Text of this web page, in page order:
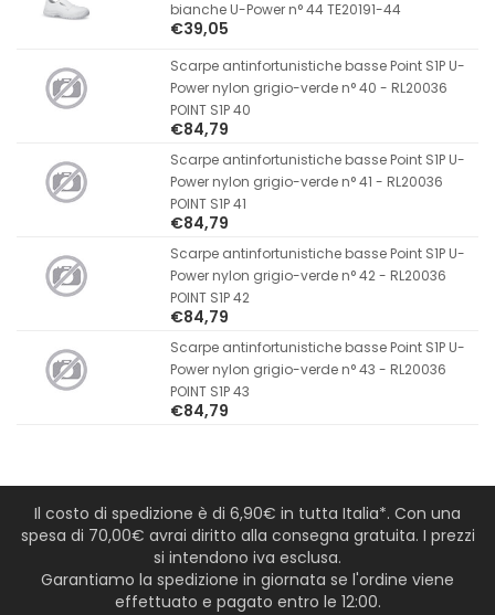
bianche U-Power n° 44 TE20191-44
€39,05
Scarpe antinfortunistiche basse Point S1P U-
Power nylon grigio-verde n° 40 - RL20036
POINT S1P 40
€84,79
Scarpe antinfortunistiche basse Point S1P U-
Power nylon grigio-verde n° 41 - RL20036
POINT S1P 41
€84,79
Scarpe antinfortunistiche basse Point S1P U-
Power nylon grigio-verde n° 42 - RL20036
POINT S1P 42
€84,79
Scarpe antinfortunistiche basse Point S1P U-
Power nylon grigio-verde n° 43 - RL20036
POINT S1P 43
€84,79
Il costo di spedizione è di 6,90€ in tutta Italia*. Con una
spesa di 70,00€ avrai diritto alla consegna gratuita. I prezzi
si intendono iva esclusa.
Garantiamo la spedizione in giornata se l'ordine viene
effettuato e pagato entro le 12:00.